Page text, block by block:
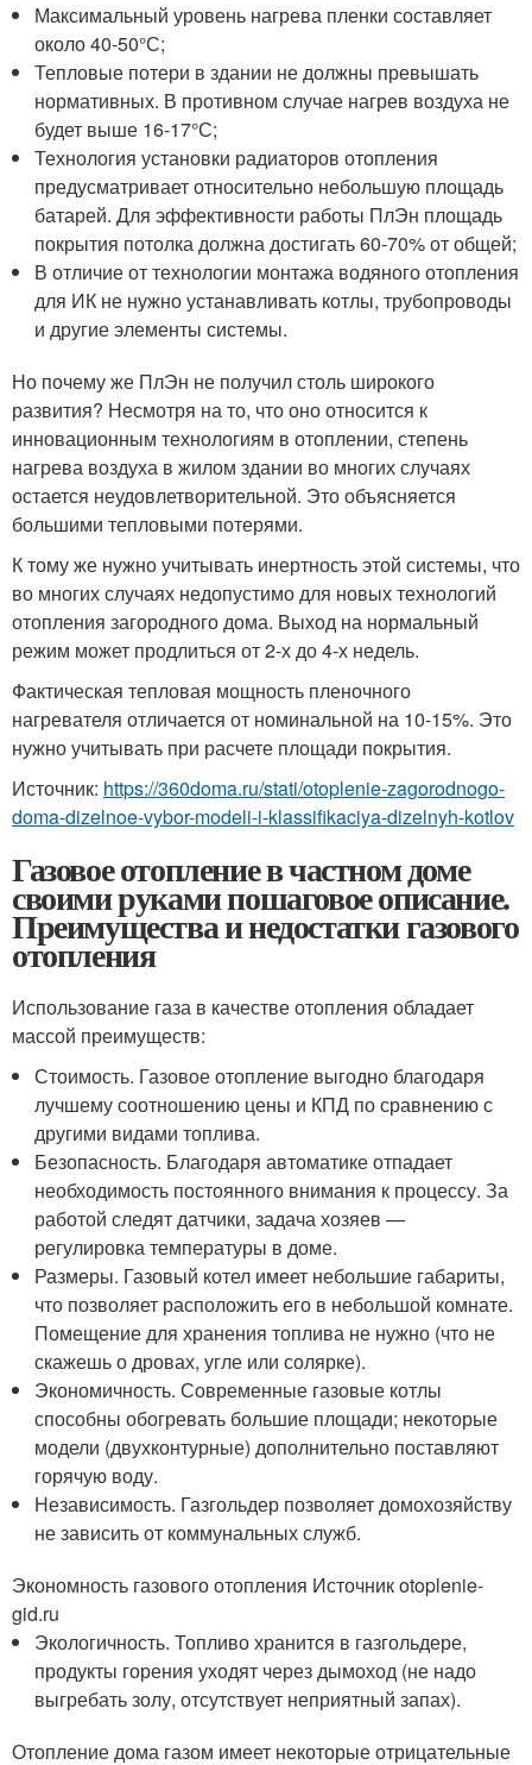
Максимальный уровень нагрева пленки составляет
около 40-50°С;
Тепловые потери в здании не должны превышать
нормативных. В противном случае нагрев воздуха не
будет выше 16-17°С;
Технология установки радиаторов отопления
предусматривает относительно небольшую площадь
батарей. Для эффективности работы ПлЭн площадь
покрытия потолка должна достигать 60-70% от общей;
В отличие от технологии монтажа водяного отопления
для ИК не нужно устанавливать котлы, трубопроводы
и другие элементы системы.
Но почему же ПлЭн не получил столь широкого
развития? Несмотря на то, что оно относится к
инновационным технологиям в отоплении, степень
нагрева воздуха в жилом здании во многих случаях
остается неудовлетворительной. Это объясняется
большими тепловыми потерями.
К тому же нужно учитывать инертность этой системы, что
во многих случаях недопустимо для новых технологий
отопления загородного дома. Выход на нормальный
режим может продлиться от 2-х до 4-х недель.
Фактическая тепловая мощность пленочного
нагревателя отличается от номинальной на 10-15%. Это
нужно учитывать при расчете площади покрытия.
Источник: https://360doma.ru/stati/otoplenie-zagorodnogo-
doma-dizelnoe-vybor-modeli-i-klassifikaciya-dizelnyh-kotlov
Газовое отопление в частном доме
своими руками пошаговое описание.
Преимущества и недостатки газового
отопления
Использование газа в качестве отопления обладает
массой преимуществ:
Стоимость. Газовое отопление выгодно благодаря
лучшему соотношению цены и КПД по сравнению с
другими видами топлива.
Безопасность. Благодаря автоматике отпадает
необходимость постоянного внимания к процессу. За
работой следят датчики, задача хозяев —
регулировка температуры в доме.
Размеры. Газовый котел имеет небольшие габариты,
что позволяет расположить его в небольшой комнате.
Помещение для хранения топлива не нужно (что не
скажешь о дровах, угле или солярке).
Экономичность. Современные газовые котлы
способны обогревать большие площади; некоторые
модели (двухконтурные) дополнительно поставляют
горячую воду.
Независимость. Газгольдер позволяет домохозяйству
не зависить от коммунальных служб.
Экономность газового отопления Источник otoplenie-
gid.ru
Экологичность. Топливо хранится в газгольдере,
продукты горения уходят через дымоход (не надо
выгребать золу, отсутствует неприятный запах).
Отопление дома газом имеет некоторые отрицательные